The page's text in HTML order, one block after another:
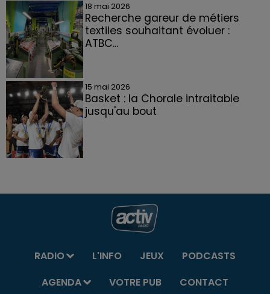
18 mai 2026
Recherche gareur de métiers
textiles souhaitant évoluer :
ATBC...
15 mai 2026
Basket : la Chorale intraitable
jusqu'au bout
RADIO L'INFO JEUX
PODCASTS
AGENDA
VOTRE PUB CONTACT